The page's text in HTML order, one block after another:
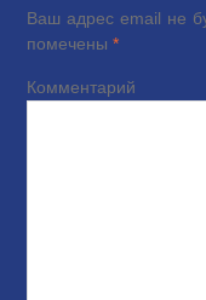
Ваш адрес email не
помечены *